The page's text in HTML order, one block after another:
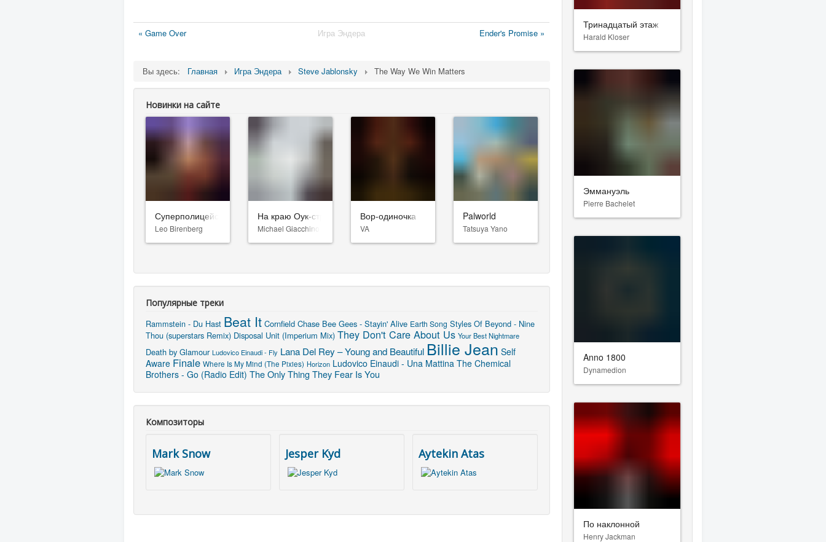
« Game Over Игра Эндера Ender's Promise »
Вы здесь: Главная Игра Эндера Steve Jablonsky The Way We Win Matters
Новинки на сайте
Суперполицейские 3
Leo Birenberg
На краю Оук-стрит
Michael Giacchino
Вор-одиночка
VA
Palworld
Tatsuya Yano
Популярные треки
Rammstein - Du Hast Beat It Cornfield Chase Bee Gees - Stayin' Alive Earth Song Styles Of Beyond - Nine
Thou (superstars Remix) Disposal Unit (Imperium Mix) They Don't Care About Us Your Best Nightmare
Death by Glamour Ludovico Einaudi - Fly Lana Del Rey – Young and Beautiful Billie Jean Self
Aware Finale Where Is My Mind (The Pixies) Horizon Ludovico Einaudi - Una Mattina The Chemical
Brothers - Go (Radio Edit) The Only Thing They Fear Is You
Композиторы
Mark Snow Jesper Kyd Aytekin Atas
Тринадцатый этаж
Harald Kloser
Эммануэль
Pierre Bachelet
Anno 1800
Dynamedion
По наклонной
Henry Jackman